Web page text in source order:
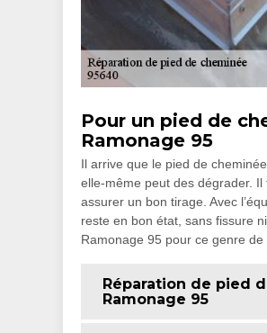
Pour un pied de
Ramonage 95
Il arrive que le pied de
elle-même peut des dégrader.
assurer un bon tirage. Avec
reste en bon état, sans fissure
Ramonage 95 pour ce genre
Réparation de pied
Ramonage 95